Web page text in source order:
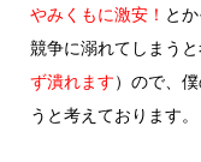
やみくもに激安！ と
競争に溺れてしまう
ず潰れます）ので、
うと考えております。